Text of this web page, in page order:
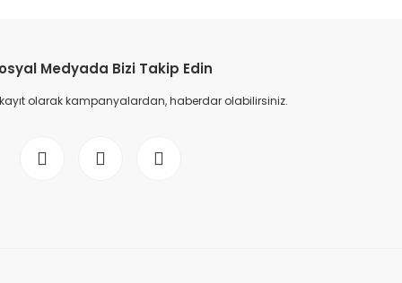
Medyada Bizi Takip Edin
olarak kampanyalardan, haberdar olabilirsiniz.